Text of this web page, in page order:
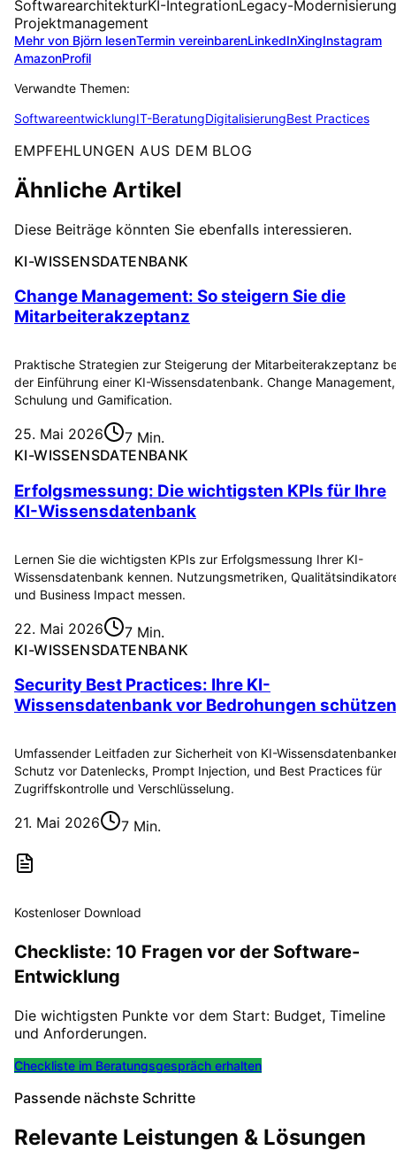
SoftwarearchitekturKI-IntegrationLegacy-Modernisierung
Projektmanagement
Mehr von Björn lesenTermin vereinbarenLinkedInXingInstagram
AmazonProfil
Verwandte Themen:
SoftwareentwicklungIT-BeratungDigitalisierungBest Practices
EMPFEHLUNGEN AUS DEM BLOG
Ähnliche Artikel
Diese Beiträge könnten Sie ebenfalls interessieren.
KI-WISSENSDATENBANK
Change Management: So steigern Sie die
Mitarbeiterakzeptanz
Praktische Strategien zur Steigerung der Mitarbeiterakzeptanz
der Einführung einer KI-Wissensdatenbank. Change Management,
Schulung und Gamification.
25. Mai 2026
7 Min.
KI-WISSENSDATENBANK
Erfolgsmessung: Die wichtigsten KPIs für Ihre
KI-Wissensdatenbank
Lernen Sie die wichtigsten KPIs zur Erfolgsmessung Ihrer KI-
Wissensdatenbank kennen. Nutzungsmetriken,
und Business Impact messen.
22. Mai 2026
7 Min.
KI-WISSENSDATENBANK
Security Best Practices: Ihre KI-
Wissensdatenbank vor Bedrohungen schützen
Umfassender Leitfaden zur Sicherheit von KI-
Schutz vor Datenlecks, Prompt Injection, und Best Practices für
Zugriffskontrolle und Verschlüsselung.
21. Mai 2026 7 Min.
Kostenloser Download
Checkliste: 10 Fragen vor der Software-
Entwicklung
Die wichtigsten Punkte vor dem Start: Budget, Timeline
und Anforderungen.
Checkliste im Beratungsgespräch erhalten
Passende nächste Schritte
Relevante Leistungen & Lösungen